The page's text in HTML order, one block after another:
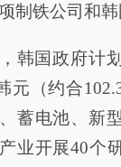
制铁公司和韩
韩国政府计
元（约合
蓄电池、新
业开展40个